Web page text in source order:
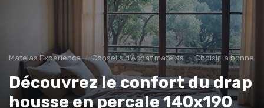
Matelas Experience Conseils d'Achat matelas Choisir la bonne
Découvrez le confort du drap
housse en percale 140x190
Bons plans vérifiés
Tests en avant-première
Conseils pratiques Nouveautés filtrées